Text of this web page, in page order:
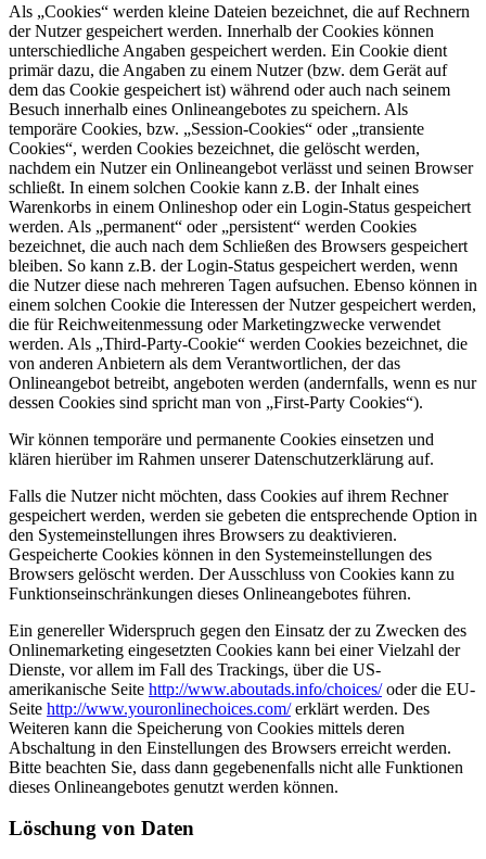
Als „Cookies“ werden kleine Dateien bezeichnet, die auf Rechnern
der Nutzer gespeichert werden. Innerhalb der Cookies können
unterschiedliche Angaben gespeichert werden. Ein Cookie dient
primär dazu, die Angaben zu einem Nutzer (bzw. dem Gerät auf
dem das Cookie gespeichert ist) während oder auch nach seinem
Besuch innerhalb eines Onlineangebotes zu speichern. Als
temporäre Cookies, bzw. „Session-Cookies“ oder „transiente
Cookies“, werden Cookies bezeichnet, die gelöscht werden,
nachdem ein Nutzer ein Onlineangebot verlässt und seinen Browser
schließt. In einem solchen Cookie kann z.B. der Inhalt eines
Warenkorbs in einem Onlineshop oder ein Login-Status gespeichert
werden. Als „permanent“ oder „persistent“ werden Cookies
bezeichnet, die auch nach dem Schließen des Browsers gespeichert
bleiben. So kann z.B. der Login-Status gespeichert werden, wenn
die Nutzer diese nach mehreren Tagen aufsuchen. Ebenso können in
einem solchen Cookie die Interessen der Nutzer gespeichert werden,
die für Reichweitenmessung oder Marketingzwecke verwendet
werden. Als „Third-Party-Cookie“ werden Cookies bezeichnet, die
von anderen Anbietern als dem Verantwortlichen, der das
Onlineangebot betreibt, angeboten werden (andernfalls, wenn es nur
dessen Cookies sind spricht man von „First-Party Cookies“).
Wir können temporäre und permanente Cookies einsetzen und
klären hierüber im Rahmen unserer Datenschutzerklärung auf.
Falls die Nutzer nicht möchten, dass Cookies auf ihrem Rechner
gespeichert werden, werden sie gebeten die entsprechende Option in
den Systemeinstellungen ihres Browsers zu deaktivieren.
Gespeicherte Cookies können in den Systemeinstellungen des
Browsers gelöscht werden. Der Ausschluss von Cookies kann zu
Funktionseinschränkungen dieses Onlineangebotes führen.
Ein genereller Widerspruch gegen den Einsatz der zu Zwecken des
Onlinemarketing eingesetzten Cookies kann bei einer Vielzahl der
Dienste, vor allem im Fall des Trackings, über die US-
amerikanische Seite http://www.aboutads.info/choices/oder die EU-
Seite http://www.youronlinechoices.com/erklärt werden. Des
Weiteren kann die Speicherung von Cookies mittels deren
Abschaltung in den Einstellungen des Browsers erreicht werden.
Bitte beachten Sie, dass dann gegebenenfalls nicht alle Funktionen
dieses Onlineangebotes genutzt werden können.
Löschung von Daten